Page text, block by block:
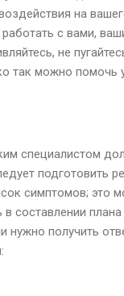
на
с вами,
не
так можно помочь
специалистом
подготовить
симптомов; это
составлении плана
нужно получить